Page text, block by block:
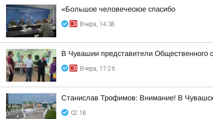
«Большое человеческое спасибо
Вчера, 14:38
В Чувашии представители Общественного
Вчера, 17:26
Станислав Трофимов: Внимание! В
02:18